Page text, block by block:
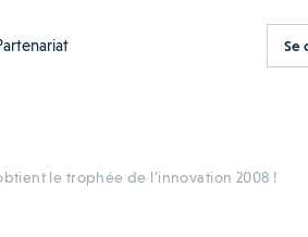
Se
le trophée de l’innovation 2008 !